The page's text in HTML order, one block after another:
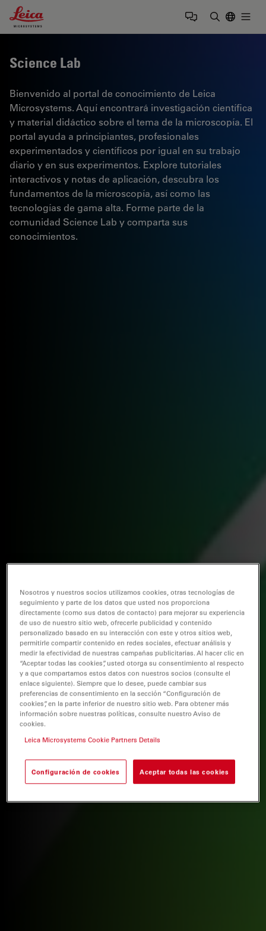
Leica Microsystems Logo
Science Lab
Bienvenido al portal de conocimiento de Leica
Microsystems. Aquí encontrará investigación científica
y material didáctico sobre el tema de la microscopía. El
portal ayuda a principiantes, profesionales
experimentados y científicos por igual en su trabajo
diario y en sus experimentos. Explore tutoriales
interactivos y notas de aplicación, descubra los
fundamentos de la microscopía, así como las
tecnologías de gama alta. Forme parte de la
comunidad Science Lab y comparta sus
conocimientos.
Nosotros y nuestros socios utilizamos cookies, otras tecnologías de
seguimiento y parte de los datos que usted nos proporciona
directamente (como sus datos de contacto) para mejorar su experiencia
de uso de nuestro sitio web, ofrecerle publicidad y contenido
personalizado basado en su interacción con este y otros sitios web,
permitirle compartir contenido en redes sociales, efectuar análisis y
medir la efectividad de nuestras campañas publicitarias. Al hacer clic en
“Aceptar todas las cookies”, usted otorga su consentimiento al respecto
y a que compartamos estos datos con nuestros socios (consulte el
enlace siguiente). Siempre que lo desee, puede cambiar sus
preferencias de consentimiento en la sección “Configuración de
cookies”, en la parte inferior de nuestro sitio web. Para obtener más
información sobre nuestras políticas, consulte nuestro Aviso de
cookies.
Leica Microsystems Cookie Partners Details
Configuración de cookies Aceptar todas las cookies